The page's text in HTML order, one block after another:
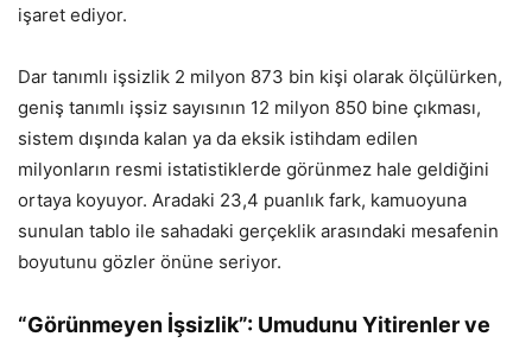
işaret ediyor.
Dar tanımlı işsizlik 2 milyon 873 bin kişi olarak ölçülürken,
geniş tanımlı işsiz sayısının 12 milyon 850 bine çıkması,
sistem dışında kalan ya da eksik istihdam edilen
milyonların resmi istatistiklerde görünmez hale geldiğini
ortaya koyuyor. Aradaki 23,4 puanlık fark, kamuoyuna
sunulan tablo ile sahadaki gerçeklik arasındaki mesafenin
boyutunu gözler önüne seriyor.
“Görünmeyen İşsizlik”: Umudunu Yitirenler ve